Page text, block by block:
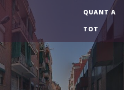
QUANT A
TOT